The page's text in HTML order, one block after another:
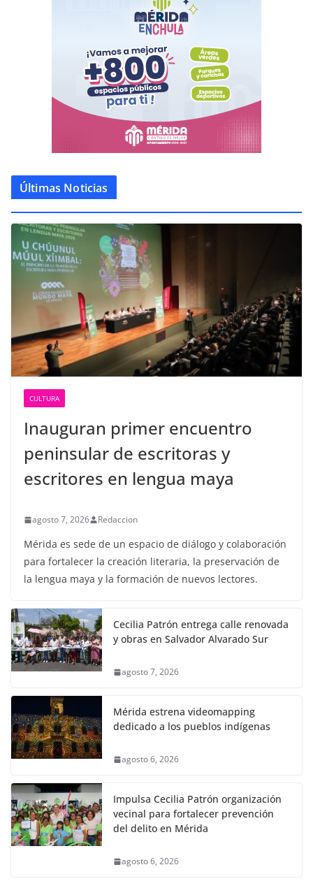
Últimas Noticias
CULTURA
Inauguran primer encuentro
peninsular de escritoras y
escritores en lengua maya
agosto 7, 2026 Redaccion
Mérida es sede de un espacio de diálogo y colaboración
para fortalecer la creación literaria, la preservación de
la lengua maya y la formación de nuevos lectores.
Cecilia Patrón entrega calle renovada
y obras en Salvador Alvarado Sur
agosto 7, 2026
Mérida estrena videomapping
dedicado a los pueblos indígenas
agosto 6, 2026
Impulsa Cecilia Patrón organización
vecinal para fortalecer prevención
del delito en Mérida
agosto 6, 2026